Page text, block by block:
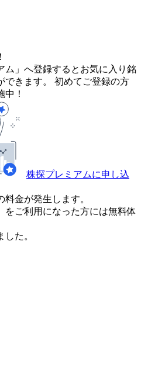
ム」へ登録するとお気に入り銘
できます。 初めてご登録の方
中！
株探プレミアムに申し込
金が発生します。
ご利用になった方には無料体
た。